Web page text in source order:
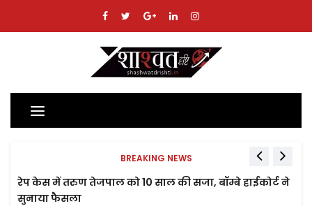
Toggle
navigation
BREAKING NEWS
रेप केस में तरुण तेजपाल को 10 साल की सजा, बॉम्बे हाईकोर्ट ने
सुनाया फैसला